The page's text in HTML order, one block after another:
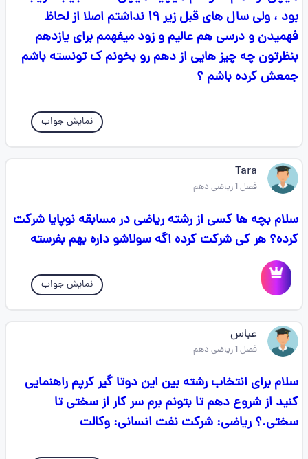
بود ، ولی سال های قبل زیر ۱۹ نداشتم اصلا از لحاظ
فهمیدن و درسی هم عالیم و زود میفهمم برای یازدهم
بنظرتون چه چیز هایی از دهم رو بخونم ک تونسته باشم
جمعش کرده باشم ؟
نمایش جواب
Tara
فصل 1 ریاضی دهم
سلام بچه ها کسی از رشته ریاضی در مسابقه نوپایا شرکت
کرده؟ هر کی شرکت کرده اگه سولاشو داره بهم بفرسته
نمایش جواب
عباس
فصل 1 ریاضی دهم
سلام برای انتخاب رشته بین این دوتا گیر کرپم راهنمایی
کنید از شروع دهم تا بتونم برم سر کار از سختی تا
سختی.؟ ریاضی: شرکت نفت انسانی: وکالت